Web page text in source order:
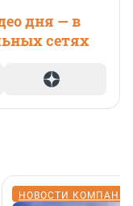
дня — в
сетях
НОВОСТИ